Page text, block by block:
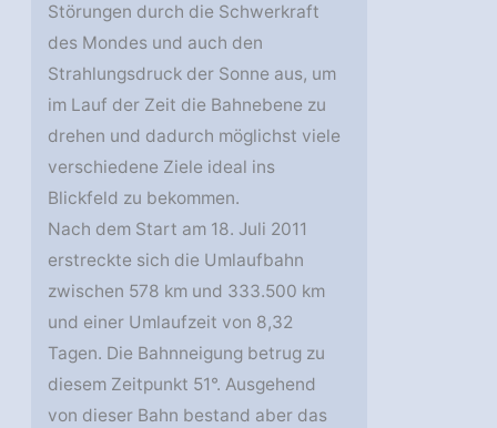
Störungen durch die Schwerkraft
des Mondes und auch den
Strahlungsdruck der Sonne aus, um
im Lauf der Zeit die Bahnebene zu
drehen und dadurch möglichst viele
verschiedene Ziele ideal ins
Blickfeld zu bekommen.
Nach dem Start am 18. Juli 2011
erstreckte sich die Umlaufbahn
zwischen 578 km und 333.500 km
und einer Umlaufzeit von 8,32
Tagen. Die Bahnneigung betrug zu
diesem Zeitpunkt 51°. Ausgehend
von dieser Bahn bestand aber das